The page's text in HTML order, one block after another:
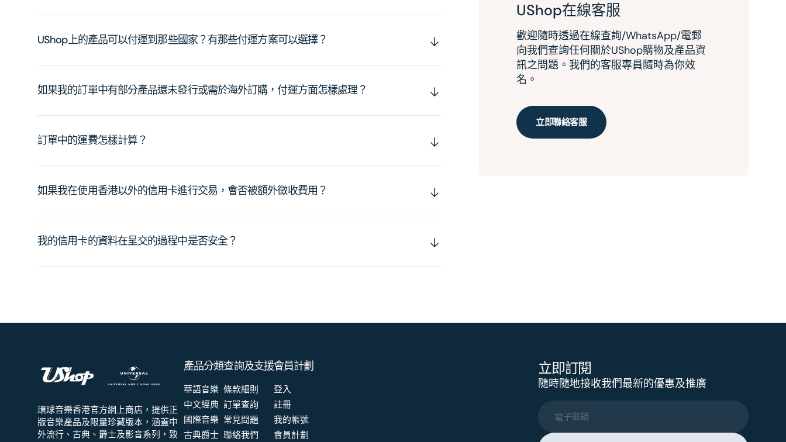
UShop上的產品可以付運到那些國家？有那些付運方案可以選擇？
如果我的訂單中有部分產品還未發行或需於海外訂購，付運方面怎樣處理？
訂單中的運費怎樣計算？
如果我在使用香港以外的信用卡進行交易，會否被額外徵收費用？
我的信用卡的資料在呈交的過程中是否安全？
UShop在線客服
歡迎隨時透過在線查詢/WhatsApp/電郵
向我們查詢任何關於UShop購物及產品資
訊之問題。我們的客服專員隨時為你效
名。
立即聯絡客服
環球音樂香港官方網上商店，提供正
版音樂產品及限量珍藏版本，涵蓋中
外流行、古典、爵士及影音系列，致
產品分類
華語音樂
中文經典
國際音樂
古典爵士
查詢及支援
條款細則
訂單查詢
常見問題
聯絡我們
會員計劃
登入
註冊
我的帳號
會員計劃
立即訂閱
隨時隨地接收我們最新的優惠及推廣
電子郵箱